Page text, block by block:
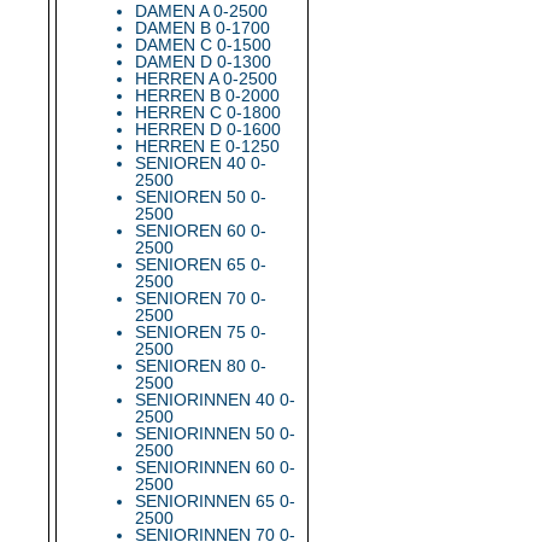
DAMEN A 0-2500
DAMEN B 0-1700
DAMEN C 0-1500
DAMEN D 0-1300
HERREN A 0-2500
HERREN B 0-2000
HERREN C 0-1800
HERREN D 0-1600
HERREN E 0-1250
SENIOREN 40 0-
2500
SENIOREN 50 0-
2500
SENIOREN 60 0-
2500
SENIOREN 65 0-
2500
SENIOREN 70 0-
2500
SENIOREN 75 0-
2500
SENIOREN 80 0-
2500
SENIORINNEN 40 0-
2500
SENIORINNEN 50 0-
2500
SENIORINNEN 60 0-
2500
SENIORINNEN 65 0-
2500
SENIORINNEN 70 0-